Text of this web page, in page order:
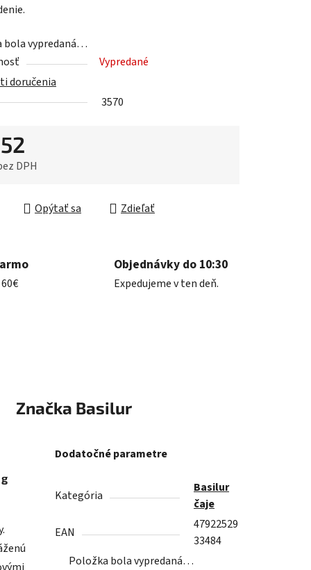
bola vypredaná…
Vypredané
doručenia
3570
DPH
Opýtať sa
Zdieľať
Objednávky do 10:30
Expedujeme v ten deň.
Značka Basilur
Dodatočné parametre
Kategória
Basilur
čaje
EAN
47922529
33484
Položka bola vypredaná…